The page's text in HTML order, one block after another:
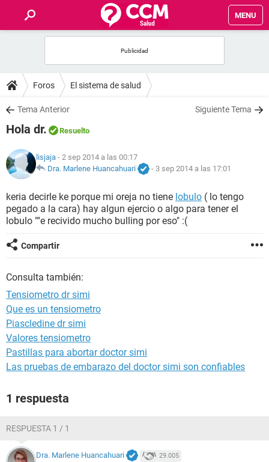
MENU
FOROS
SALUD
NUTRICIÓN
BIENESTAR
Foros El sistema de salud
Tema Anterior Siguiente Tema
Hola dr. Resuelto
lisjaja - 2 sep 2014 a las 00:17
Dra. Marlene Huancahuari
- 3 sep 2014 a las 17:01
keria decirle ke porque mi oreja no tiene lobulo ( lo tengo
pegado a la cara) hay algun ejercio o algo para tener el
lobulo ""e recivido mucho bulling por eso" :(
Compartir
Consulta también:
Tensiometro dr simi
Que es un tensiometro
Piascledine dr simi
Valores tensiometro
Pastillas para abortar doctor simi
Las pruebas de embarazo del doctor simi son confiables
1 respuesta
RESPUESTA 1 / 1
Dra. Marlene Huancahuari 29.005